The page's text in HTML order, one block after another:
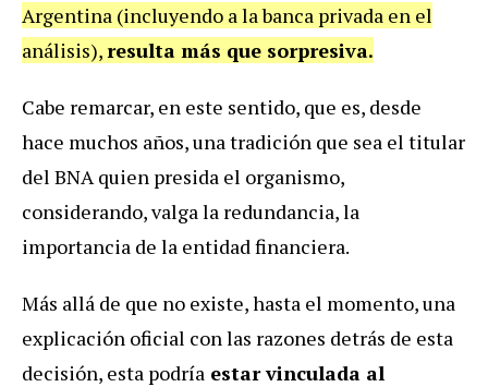
Argentina (incluyendo a la banca privada en el
análisis),resulta más que sorpresiva.
Cabe remarcar, en este sentido, que es, desde
hace muchos años, una tradición que sea el titular
del BNA quien presida el organismo,
considerando, valga la redundancia, la
importancia de la entidad financiera.
Más allá de que no existe, hasta el momento, una
explicación oficial con las razones detrás de esta
decisión, esta podría estar vinculada al